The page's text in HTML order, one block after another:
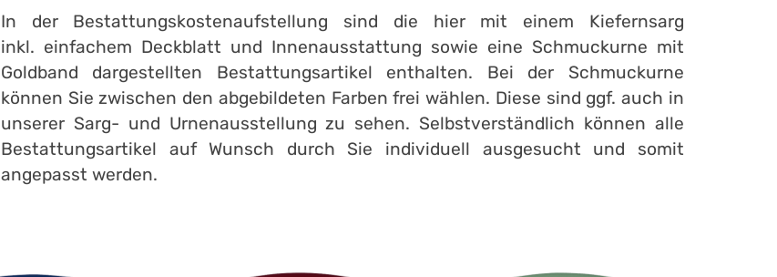
In der Bestattungskostenaufstellung sind die hier mit einem Kiefernsarg
inkl. einfachem Deckblatt und Innenausstattung sowie eine Schmuckurne mit
Goldband dargestellten Bestattungsartikel enthalten. Bei der Schmuckurne
können Sie zwischen den abgebildeten Farben frei wählen. Diese sind ggf. auch in
unserer Sarg- und Urnenausstellung zu sehen. Selbstverständlich können alle
Bestattungsartikel auf Wunsch durch Sie individuell ausgesucht und somit
angepasst werden.